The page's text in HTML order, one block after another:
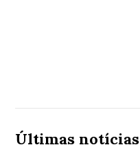
Últimas notícias